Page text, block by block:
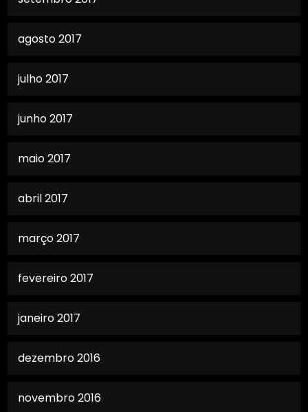
agosto 2017
julho 2017
junho 2017
maio 2017
abril 2017
março 2017
fevereiro 2017
janeiro 2017
dezembro 2016
novembro 2016